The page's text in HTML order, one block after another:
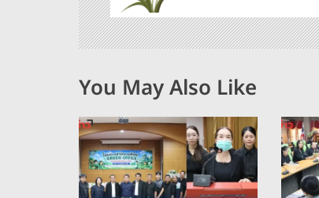
รื่
อ
ง
You May Also Like